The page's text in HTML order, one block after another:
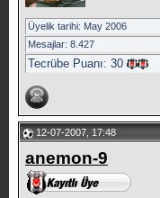
Üyelik tarihi: May 2006
Mesajlar: 8.427
Tecrübe Puanı: 30
12-07-2007, 17:48
anemon-9